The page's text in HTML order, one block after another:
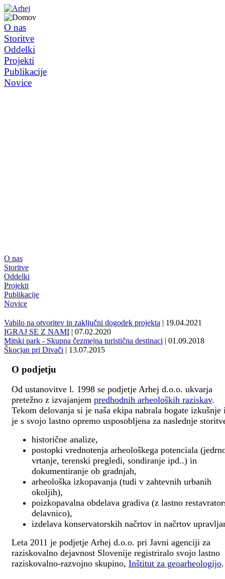
O nas
Storitve
Oddelki
Projekti
Publikacije
Novice
O nas
Storitve
Oddelki
Projekti
Publikacije
Novice
Vabilo na otvoritev in zaključni dogodek projekta | 19.04.2021
IGRAJ SE Z NAMI | 07.02.2020
Mitski park - Skupna čezmejna turistična destinaci | 01.09.2018
Škocjan pri Divači | 13.07.2015
O podjetju
Od ustanovitve l. 1998 se podjetje Arhej d.o.o. ukvarja
pretežno z izvajanjem predhodnih arheoloških raziskav.
Tekom delovanja si je naša ekipa nabrala bogate izkušnje
je s svojo lastno opremo usposobljena za naslednje
historične analize,
postopki vrednotenja arheološkega potenciala
vrtanje, terenski pregledi, sondiranje ipd..) in
dokumentiranje ob gradnjah,
arheološka izkopavanja (tudi v zahtevnih urbanih
okoljih),
poizkopavalna obdelava gradiva (z lastno
delavnico),
izdelava konservatorskih načrtov in načrtov
Leta 2011 je podjetje Arhej d.o.o. pri Javni agenciji za
raziskovalno dejavnost Slovenije registriralo svojo lastno
raziskovalno-razvojno skupino, Inštitut za geoarheologijo.